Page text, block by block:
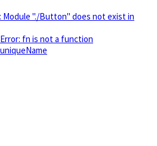
Module "./Button" does not exist in
fn is not a function